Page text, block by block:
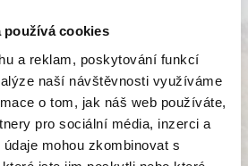
používá cookies
a reklam, poskytování funkcí
naší návštěvnosti využíváme
o tom, jak náš web používáte,
pro sociální média, inzerci a
mohou zkombinovat s
PÁSY PODÉL
TOKU